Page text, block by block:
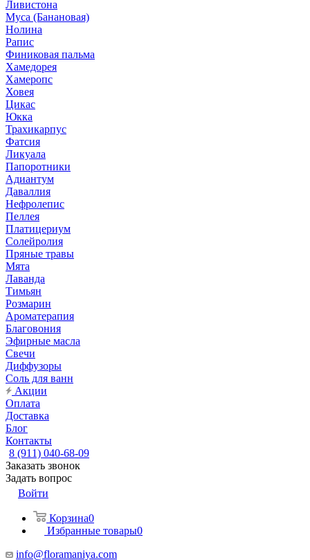
Ливистона
Муса (Банановая)
Нолина
Рапис
Финиковая пальма
Хамедорея
Хамеропс
Ховея
Цикас
Юкка
Трахикарпус
Фатсия
Ликуала
Папоротники
Адиантум
Даваллия
Нефролепис
Пеллея
Платицериум
Солейролия
Пряные травы
Мята
Лаванда
Тимьян
Розмарин
Ароматерапия
Благовония
Эфирные масла
Свечи
Диффузоры
Соль для ванн
Акции
Оплата
Доставка
Блог
Контакты
8 (911) 040-68-09
Заказать звонок
Задать вопрос
Войти
Корзина0
Избранные товары0
info@floramaniya.com